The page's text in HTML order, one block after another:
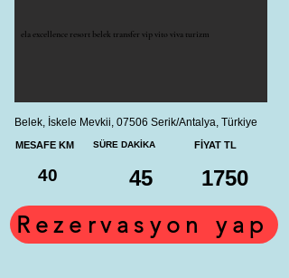
ela excellence resort belek transfer vip vito viva turizm
Belek, İskele Mevkii, 07506 Serik/Antalya, Türkiye
MESAFE KM
40
SÜRE DAKİKA
45
FİYAT TL
1750
Rezervasyon yap